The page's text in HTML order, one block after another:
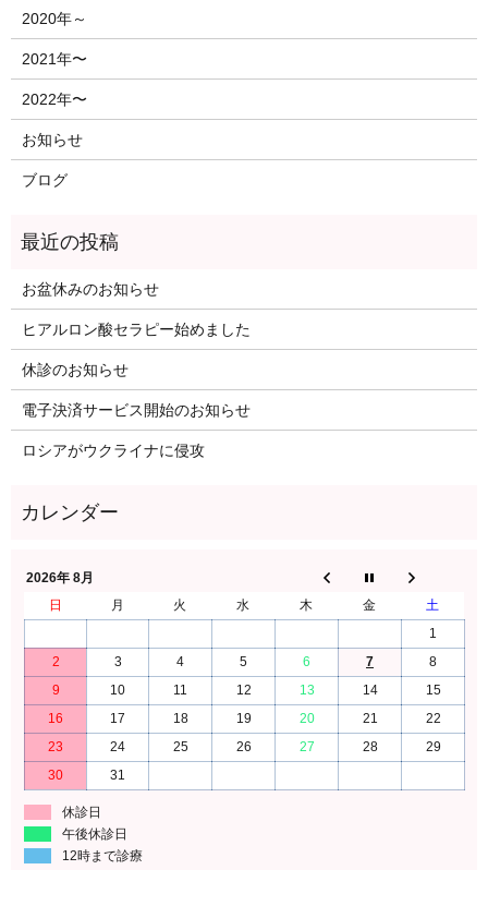
2020年～
2021年〜
2022年〜
お知らせ
ブログ
お盆休みのお知らせ
ヒアルロン酸セラピー始めました
休診のお知らせ
電子決済サービス開始のお知らせ
ロシアがウクライナに侵攻
2026年 8月
日
月 火 水 木 金
土
1
2
3 4 5 6 7
8
9
10 11 12 13 14
15
16
17 18 19 20 21
22
23
24 25 26 27 28
29
30
31
休診日
午後休診日
12時まで診療